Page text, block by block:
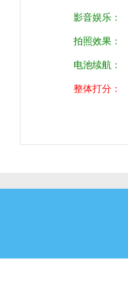
影音娱乐：
拍照效果：
电池续航：
整体打分：